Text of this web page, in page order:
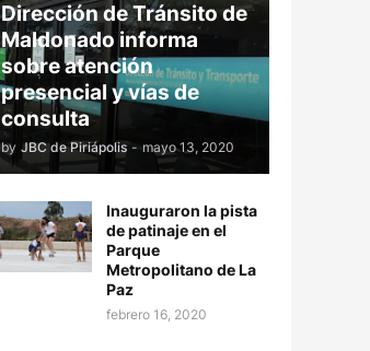
Dirección de Tránsito de
Maldonado informa
sobre atención
presencial y vías de
consulta
by JBC de Piriápolis - mayo 13, 2020
Inauguraron la pista
de patinaje en el
Parque
Metropolitano de La
Paz
febrero 16, 2020